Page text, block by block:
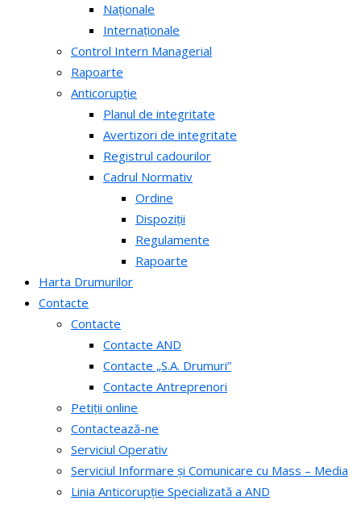
Naționale
Internaționale
Control Intern Managerial
Rapoarte
Anticorupție
Planul de integritate
Avertizori de integritate
Registrul cadourilor
Cadrul Normativ
Ordine
Dispoziții
Regulamente
Rapoarte
Harta Drumurilor
Contacte
Contacte
Contacte AND
Contacte „S.A. Drumuri”
Contacte Antreprenori
Petiții online
Contactează-ne
Serviciul Operativ
Serviciul Informare și Comunicare cu Mass – Media
Linia Anticorupție Specializată a AND